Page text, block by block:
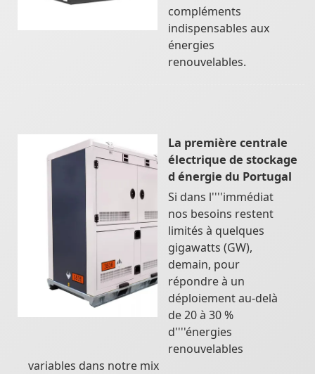
compléments
indispensables aux
énergies
renouvelables.
La première centrale
électrique de stockage
d énergie du Portugal
Si dans l''''immédiat
nos besoins restent
limités à quelques
gigawatts (GW),
demain, pour
répondre à un
déploiement au-delà
de 20 à 30 %
d''''énergies
renouvelables
variables dans notre mix